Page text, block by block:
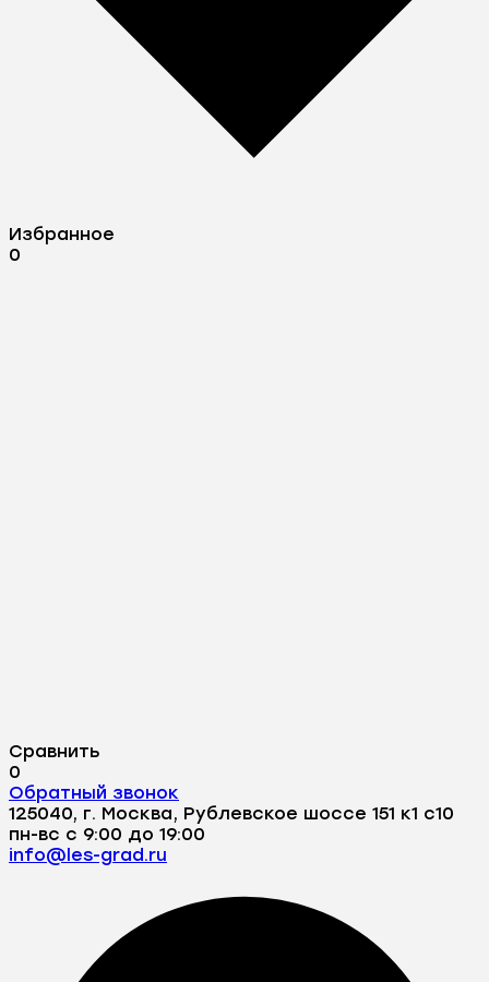
Избранное
0
Сравнить
0
Обратный звонок
125040, г. Москва, Рублевское шоссе 151 к1 с10
пн-вс с 9:00 до 19:00
info@les-grad.ru